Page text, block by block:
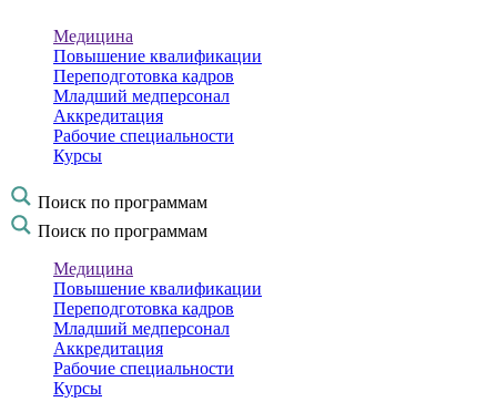
Медицина
Повышение квалификации
Переподготовка кадров
Младший медперсонал
Аккредитация
Рабочие специальности
Курсы
Поиск по программам
Поиск по программам
Медицина
Повышение квалификации
Переподготовка кадров
Младший медперсонал
Аккредитация
Рабочие специальности
Курсы